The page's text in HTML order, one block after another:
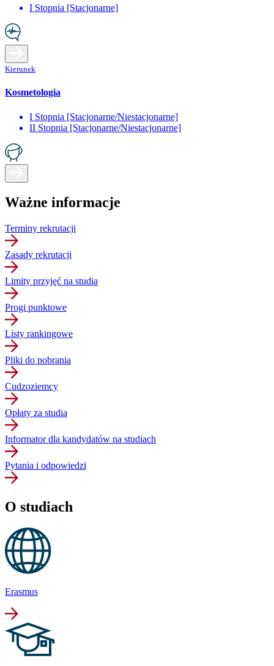
I Stopnia [Stacjonarne]
Kierunek
Kosmetologia
I Stopnia [Stacjonarne/Niestacjonarne]
II Stopnia [Stacjonarne/Niestacjonarne]
Ważne informacje
Terminy rekrutacji
Zasady rekrutacji
Limity przyjęć na studia
Progi punktowe
Listy rankingowe
Pliki do pobrania
Cudzoziemcy
Opłaty za studia
Informator dla kandydatów na studiach
Pytania i odpowiedzi
O studiach
Erasmus